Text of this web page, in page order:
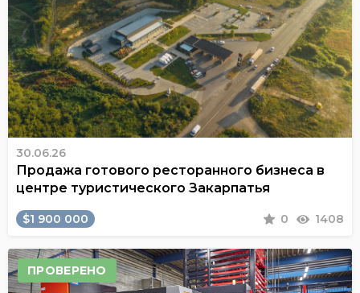
30.06.26
Продажа готового ресторанного бизнеса в
центре туристического Закарпатья
$1 900 000 0 1408
ПРОВЕРЕНО